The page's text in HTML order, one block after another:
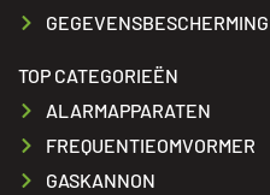
GEGEVENSBESCHERMING
TOP CATEGORIEËN
ALARMAPPARATEN
FREQUENTIEOMVORMER
GASKANNON